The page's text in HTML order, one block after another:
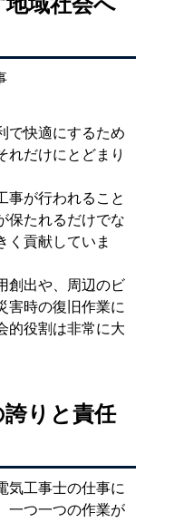
で快適にするため
れだけにとどまり
事が行われること
保たれるだけでな
く貢献していま
創出や、周辺のビ
害時の復旧作業に
的役割は非常に大
りと責任
気工事士の仕事に
一つ一つの作業が